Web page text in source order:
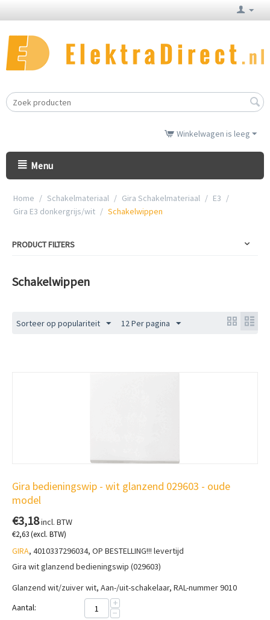
Winkelwagen is leeg
Menu
Home / Schakelmateriaal / Gira Schakelmateriaal / E3 /
Gira E3 donkergrijs/wit / Schakelwippen
PRODUCT FILTERS
Schakelwippen
Sorteer op populariteit 12 Per pagina
Gira bedieningswip - wit glanzend 029603 - oude
model
€3,18incl. BTW
€2,63(excl. BTW)
GIRA, 4010337296034, OP BESTELLING!!! levertijd
Gira wit glanzend bedieningswip (029603)
Glanzend wit/zuiver wit, Aan-/uit-schakelaar, RAL-nummer 9010
Aantal:
+
−